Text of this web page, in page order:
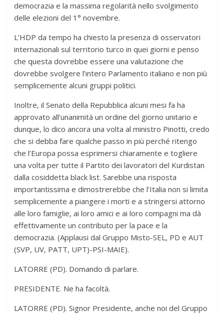
democrazia e la massima regolarità nello svolgimento
delle elezioni del 1° novembre.
L’HDP da tempo ha chiesto la presenza di osservatori
internazionali sul territorio turco in quei giorni e penso
che questa dovrebbe essere una valutazione che
dovrebbe svolgere l’intero Parlamento italiano e non più
semplicemente alcuni gruppi politici.
Inoltre, il Senato della Repubblica alcuni mesi fa ha
approvato all’unanimità un ordine del giorno unitario e
dunque, lo dico ancora una volta al ministro Pinotti, credo
che si debba fare qualche passo in più perché ritengo
che l’Europa possa esprimersi chiaramente e togliere
una volta per tutte il Partito dei lavoratori del Kurdistan
dalla cosiddetta black list. Sarebbe una risposta
importantissima e dimostrerebbe che l’Italia non si limita
semplicemente a piangere i morti e a stringersi attorno
alle loro famiglie, ai loro amici e ai loro compagni ma dà
effettivamente un contributo per la pace e la
democrazia. (Applausi dal Gruppo Misto-SEL, PD e AUT
(SVP, UV, PATT, UPT)-PSI-MAIE).
LATORRE (PD). Domando di parlare.
PRESIDENTE. Ne ha facoltà.
LATORRE (PD). Signor Presidente, anche noi del Gruppo